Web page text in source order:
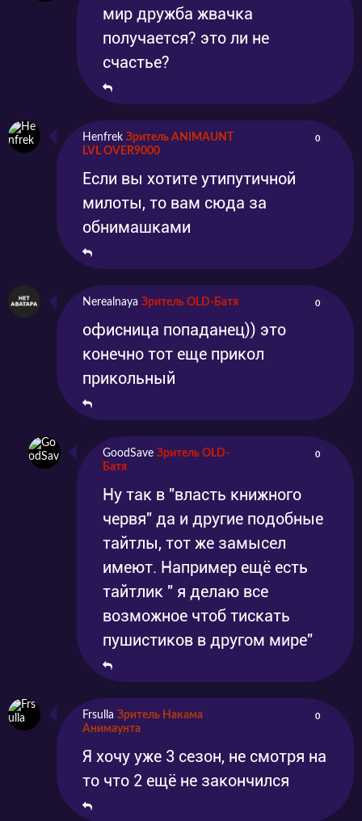
мир дружба жвачка
получается? это ли не
счастье?
Henfrek Зритель ANIMAUNT
LVL OVER9000
0
Если вы хотите утипутичной
милоты, то вам сюда за
обнимашками
Nerealnaya Зритель OLD-Батя 0
офисница попаданец)) это
конечно тот еще прикол
прикольный
GoodSave Зритель OLD-
Батя
0
Ну так в "власть книжного
червя" да и другие подобные
тайтлы, тот же замысел
имеют. Например ещё есть
тайтлик " я делаю все
возможное чтоб тискать
пушистиков в другом мире"
Frsulla Зритель Накама
Анимаунта
0
Я хочу уже 3 сезон, не смотря на
то что 2 ещё не закончился